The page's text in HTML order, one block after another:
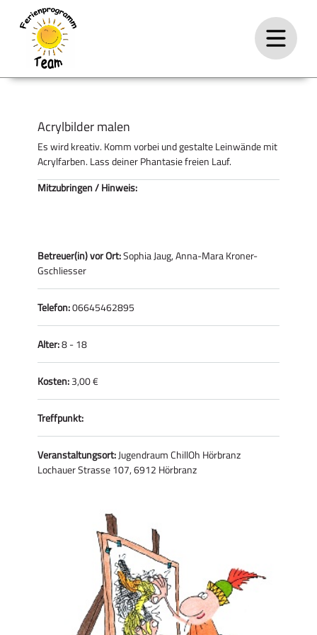
Acrylbilder malen
Es wird kreativ. Komm vorbei und gestalte Leinwände mit
Acrylfarben. Lass deiner Phantasie freien Lauf.
Mitzubringen / Hinweis:
Betreuer(in) vor Ort:Sophia Jaug, Anna-Mara Kroner-
Gschliesser
Telefon:06645462895
Alter:8 - 18
Kosten:3,00 €
Treffpunkt:
Veranstaltungsort:Jugendraum ChillOh Hörbranz
Lochauer Strasse 107, 6912 Hörbranz